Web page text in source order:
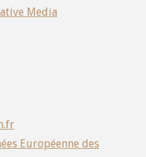
Media
Européenne des